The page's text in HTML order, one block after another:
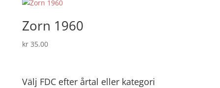
Zorn 1960
kr35.00
Välj FDC efter årtal eller kategori